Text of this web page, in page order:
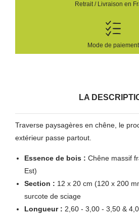
Retrait / Livraison en
Mode de paiement
LA
Traverse paysagères en chêne, le
extérieur passe partout.
Essence de bois : Chêne massif
Est)
Section : 12 x 20 cm (120 x 200
surcote de sciage
Longueur : 2,60 - 3,00 - 3,50 &